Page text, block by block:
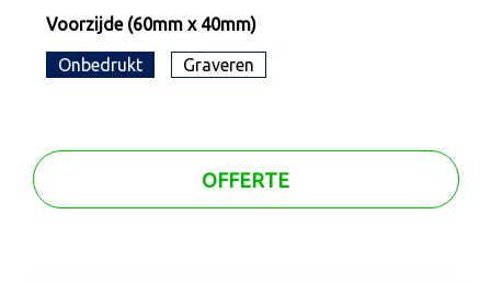
Voorzijde (60mm x 40mm)
Onbedrukt Graveren
OFFERTE